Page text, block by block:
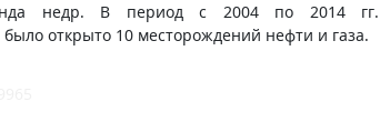
недр. В период с 2004 по 2014 гг.
открыто 10 месторождений нефти и газа.